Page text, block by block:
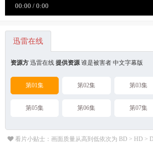
迅雷在线
资源方 迅雷在线 提供资源 谁是被害者 中文字幕版
第01集 第02集 第03集
第05集 第06集 第07集
看片小贴士：画面质量从高到低依次为 BD > HD >